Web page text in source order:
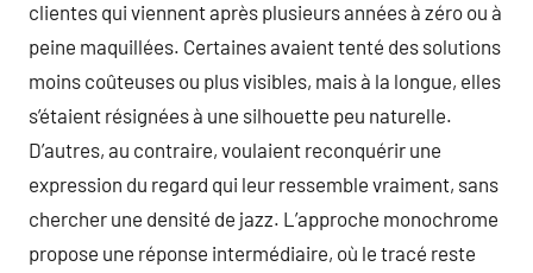
clientes qui viennent après plusieurs années à zéro ou à
peine maquillées. Certaines avaient tenté des solutions
moins coûteuses ou plus visibles, mais à la longue, elles
s’étaient résignées à une silhouette peu naturelle.
D’autres, au contraire, voulaient reconquérir une
expression du regard qui leur ressemble vraiment, sans
chercher une densité de jazz. L’approche monochrome
propose une réponse intermédiaire, où le tracé reste